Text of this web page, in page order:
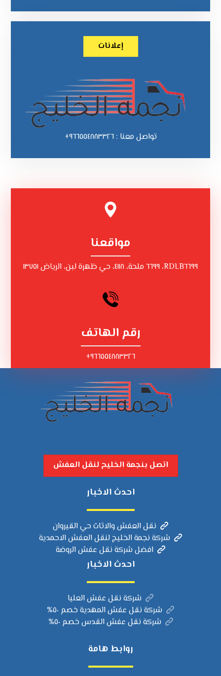
إعلانات
تواصل معنا : ٩٦٦٥٥٤٨٨٣٣٢٦+
مواقعنا
RDLB٦٦٩٩، ٦٦٩٩ ملحة، ٤١١٨، حي ظهرة لبن، الرياض ١٣٧٥١
رقم الهاتف
٩٦٦٥٥٤٨٨٣٣٢٦+
اتصل بنجمة الخليح لنقل العفش
احدث الاخبار
نقل العفش والاثاث حي القيروان
شركة نجمة الخليج لنقل العفش الاحمدية
افضل شركة نقل عفش الروضة
احدث الاخبار
شركة نقل عفش العليا
شركة نقل عفش المهدية خصم ٥٠%
شركة نقل عفش القدس خصم ٥٠%
روابط هامة